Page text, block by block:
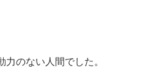
のない人間でした。